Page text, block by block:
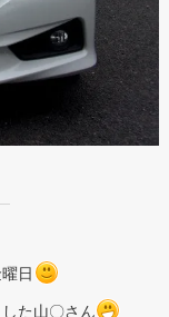
日
た山〇さん